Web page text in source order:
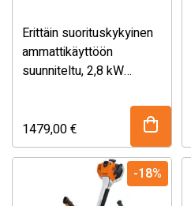
Erittäin suorituskykyinen
ammattikäyttöön
suunniteltu, 2,8 kW
olosuhteisiin. Sisältää
Balance XT -
ammattivaljaat.
1479,00€
-18%